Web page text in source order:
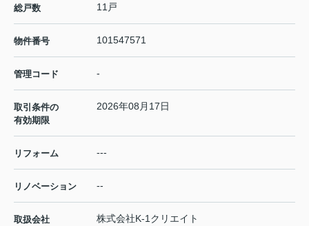
総戸数 11戸
物件番号 101547571
管理コード -
取引条件の
有効期限
2026年08月17日
リフォーム ---
リノベーション --
取扱会社
株式会社K-1クリエイト